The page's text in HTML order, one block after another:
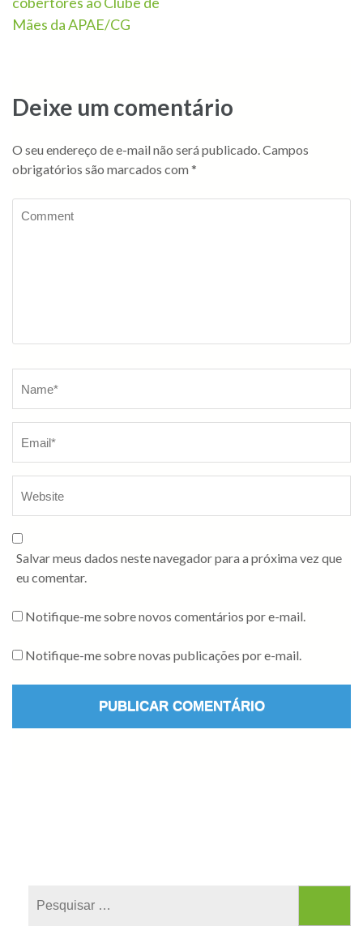
Mães da APAE/CG
Deixe um comentário
O seu endereço de e-mail não será publicado.Campos
obrigatórios são marcados com *
Salvar meus dados neste navegador para a próxima vez que
eu comentar.
Notifique-me sobre novos comentários por e-mail.
Notifique-me sobre novas publicações por e-mail.